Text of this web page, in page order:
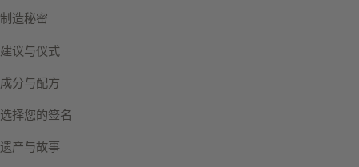
制造秘密
建议与仪式
成分与配方
选择您的签名
遗产与故事